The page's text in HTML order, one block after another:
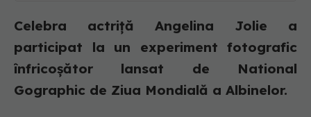
Celebra actriță Angelina Jolie a
participat la un experiment fotografic
înfricoșător lansat de National
Gographic de Ziua Mondială a Albinelor.